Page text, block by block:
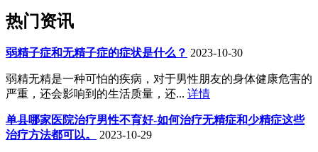
热门资讯
弱精子症和无精子症的症状是什么？ 2023-10-30
弱精无精是一种可怕的疾病，对于男性朋友的身体健康危害的
严重，还会影响到的生活质量，还... 详情
单县哪家医院治疗男性不育好-如何治疗无精症和少精症这些
治疗方法都可以。
2023-10-29